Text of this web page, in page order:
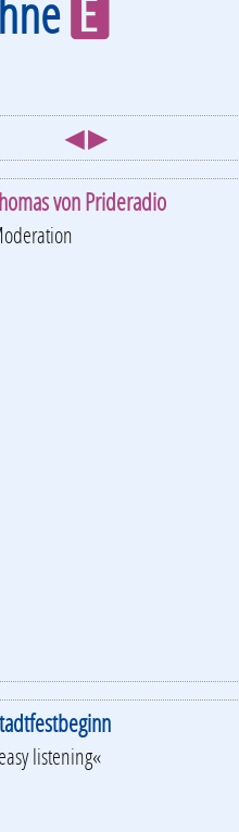
E
◀ ▶
von Prideradio
listening«